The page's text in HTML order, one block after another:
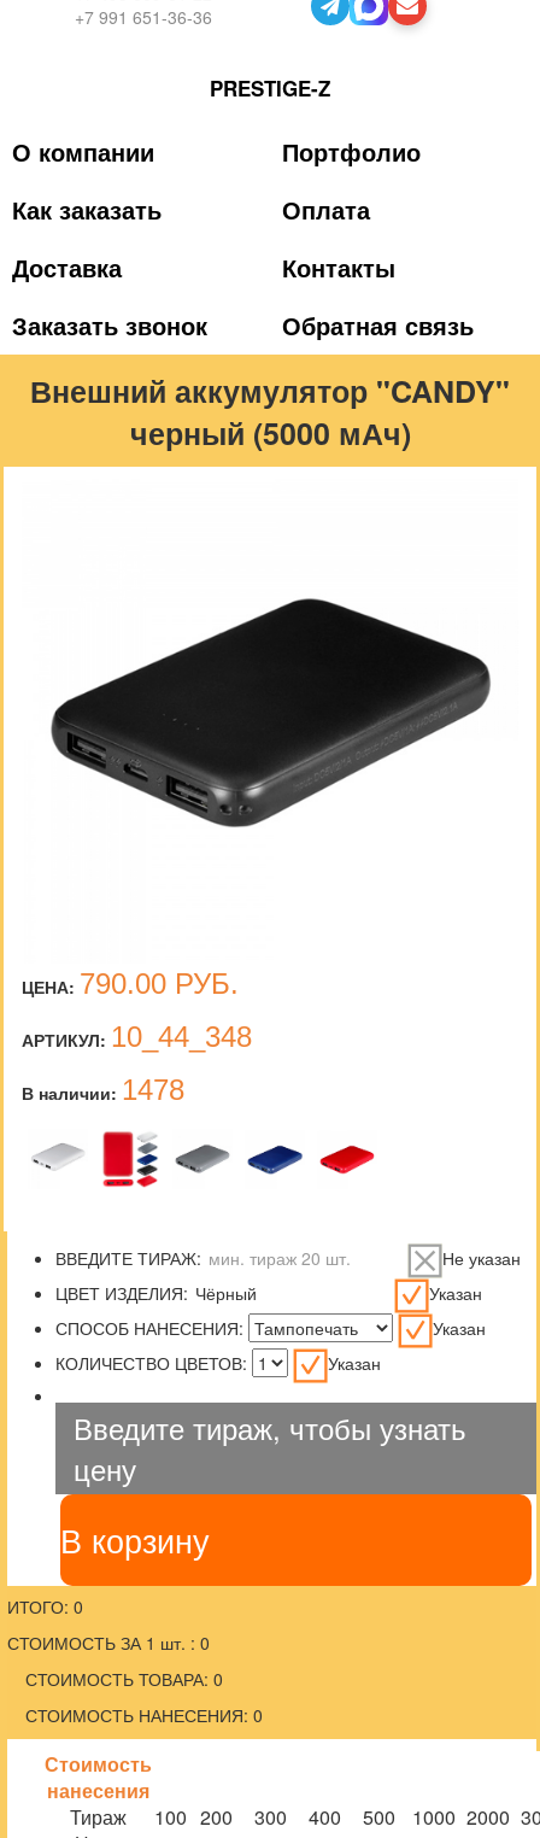
+7 991 651-36-36
PRESTIGE-Z
О компании
Портфолио
Как заказать
Оплата
Доставка
Контакты
Заказать звонок
Обратная связь
Внешний аккумулятор "CANDY"
черный (5000 мАч)
ЦЕНА: 790.00 РУБ.
АРТИКУЛ: 10_44_348
В наличии: 1478
ВВЕДИТЕ ТИРАЖ:
Не указан
ЦВЕТ ИЗДЕЛИЯ:
Указан
СПОСОБ НАНЕСЕНИЯ:
Указан
КОЛИЧЕСТВО ЦВЕТОВ:
Указан
Введите тираж, чтобы узнать
цену
В корзину
ИТОГО: 0
СТОИМОСТЬ ЗА 1 шт. : 0
СТОИМОСТЬ ТОВАРА: 0
СТОИМОСТЬ НАНЕСЕНИЯ: 0
Стоимость
нанесения
Тираж
100 200 300 400 500 1000 2000